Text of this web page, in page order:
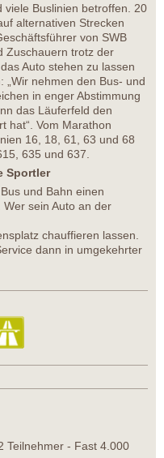
viele Buslinien betroffen. 20
alternativen Strecken
von SWB
Zuschauern trotz der
Auto stehen zu lassen
„Wir nehmen den Bus- und
in enger Abstimmung
das Läuferfeld den
hat“. Vom Marathon
16, 18, 61, 63 und 68
635 und 637.
Sportler
und Bahn einen
sein Auto an der
chauffieren lassen.
dann in umgekehrter
Teilnehmer - Fast 4.000